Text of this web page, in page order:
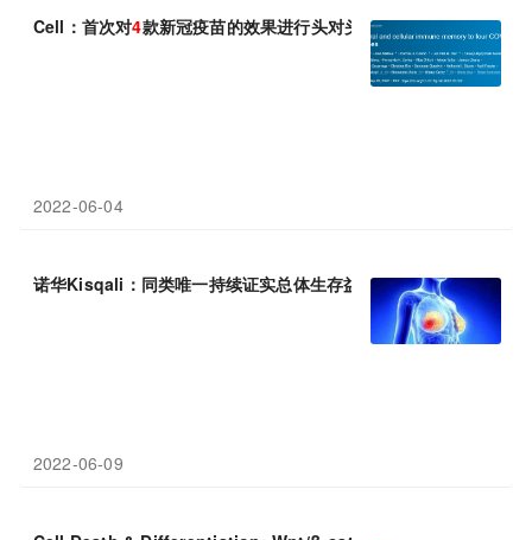
Cell：首次对4款新冠疫苗的效果进行头对头比较
2022-06-04
诺华Kisqali：同类唯一持续证实总体生存益处的CDK4/6抑制剂!
2022-06-09